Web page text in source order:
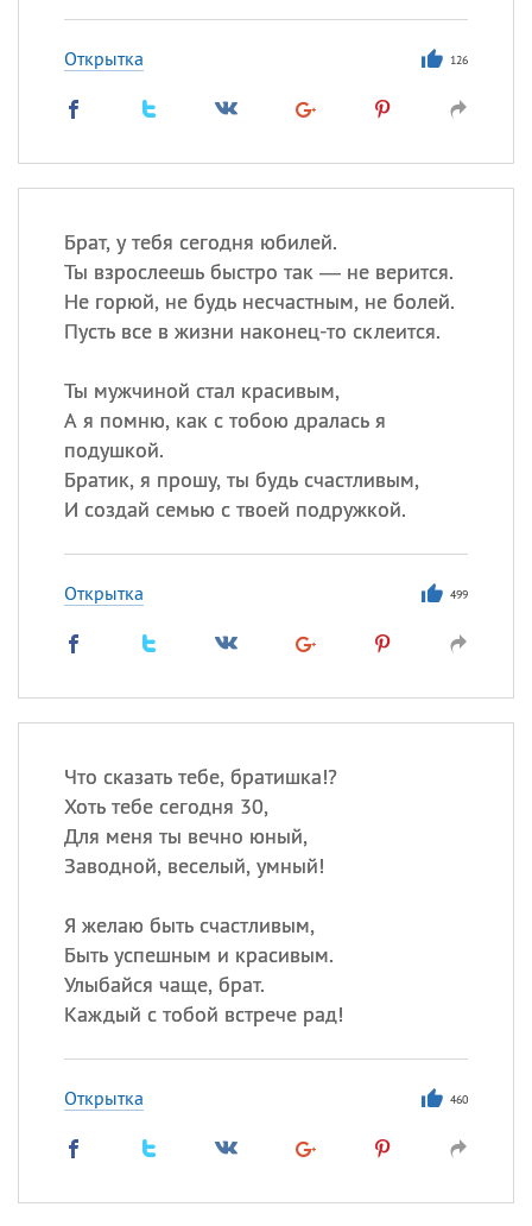
Открытка 126
Брат, у тебя сегодня юбилей.
Ты взрослеешь быстро так — не верится.
Не горюй, не будь несчастным, не болей.
Пусть все в жизни наконец-то склеится.
Ты мужчиной стал красивым,
А я помню, как с тобою дралась я
подушкой.
Братик, я прошу, ты будь счастливым,
И создай семью с твоей подружкой.
Открытка 499
Что сказать тебе, братишка!?
Хоть тебе сегодня 30,
Для меня ты вечно юный,
Заводной, веселый, умный!
Я желаю быть счастливым,
Быть успешным и красивым.
Улыбайся чаще, брат.
Каждый с тобой встрече рад!
Открытка 460